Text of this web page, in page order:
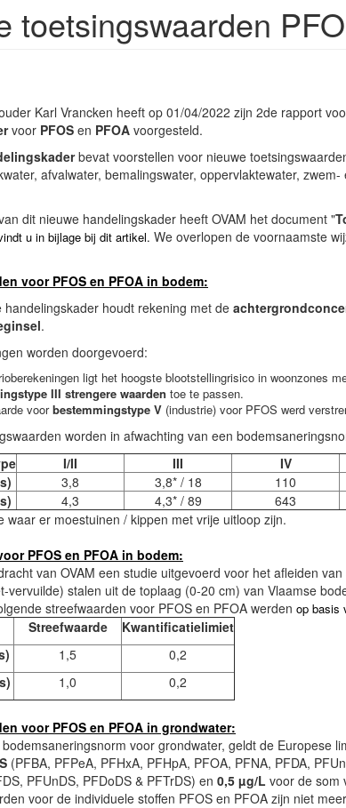
toetsingswaarden
Karl Vrancken heeft op 01/04/2022 zijn 2de rapport
voor PFOS en PFOA voorgesteld.
bevat voorstellen voor nieuwe
afvalwater, bemalingswater, oppervlaktewater,
dit nieuwe handelingskader heeft OVAM het document "
u in bijlage bij dit artikel. We overlopen de voornaamste
voor PFOS en PFOA in bodem:
handelingskader houdt rekening met de
.
worden doorgevoerd:
ligt het hoogste blootstellingrisico in woonzones
III strengere waarden toe te passen.
voorbestemmingstype V (industrie) voor PFOS werd
worden in afwachting van een
I/II III IV
3,8 3,8* / 18 110
4,3 4,3* / 89 643
waar er moestuinen / kippen met vrije uitloop zijn.
PFOS en PFOA in bodem:
van OVAM een studie uitgevoerd voor het afleiden van
vervuilde) stalen uit de toplaag (0-20 cm) van Vlaamse
streefwaarden voor PFOS en PFOA werden op basis
Streefwaarde
Kwantificatielimiet
1,5
0,2
1,0 0,2
voor PFOS en PFOA in grondwater:
voor grondwater, geldt de Europese
(PFBA, PFPeA, PFHxA, PFHpA, PFOA, PFNA, PFDA,
PFUnDS, PFDoDS & PFTrDS) en 0,5 µg/L voor de som
voor de individuele stoffen PFOS en PFOA zijn niet